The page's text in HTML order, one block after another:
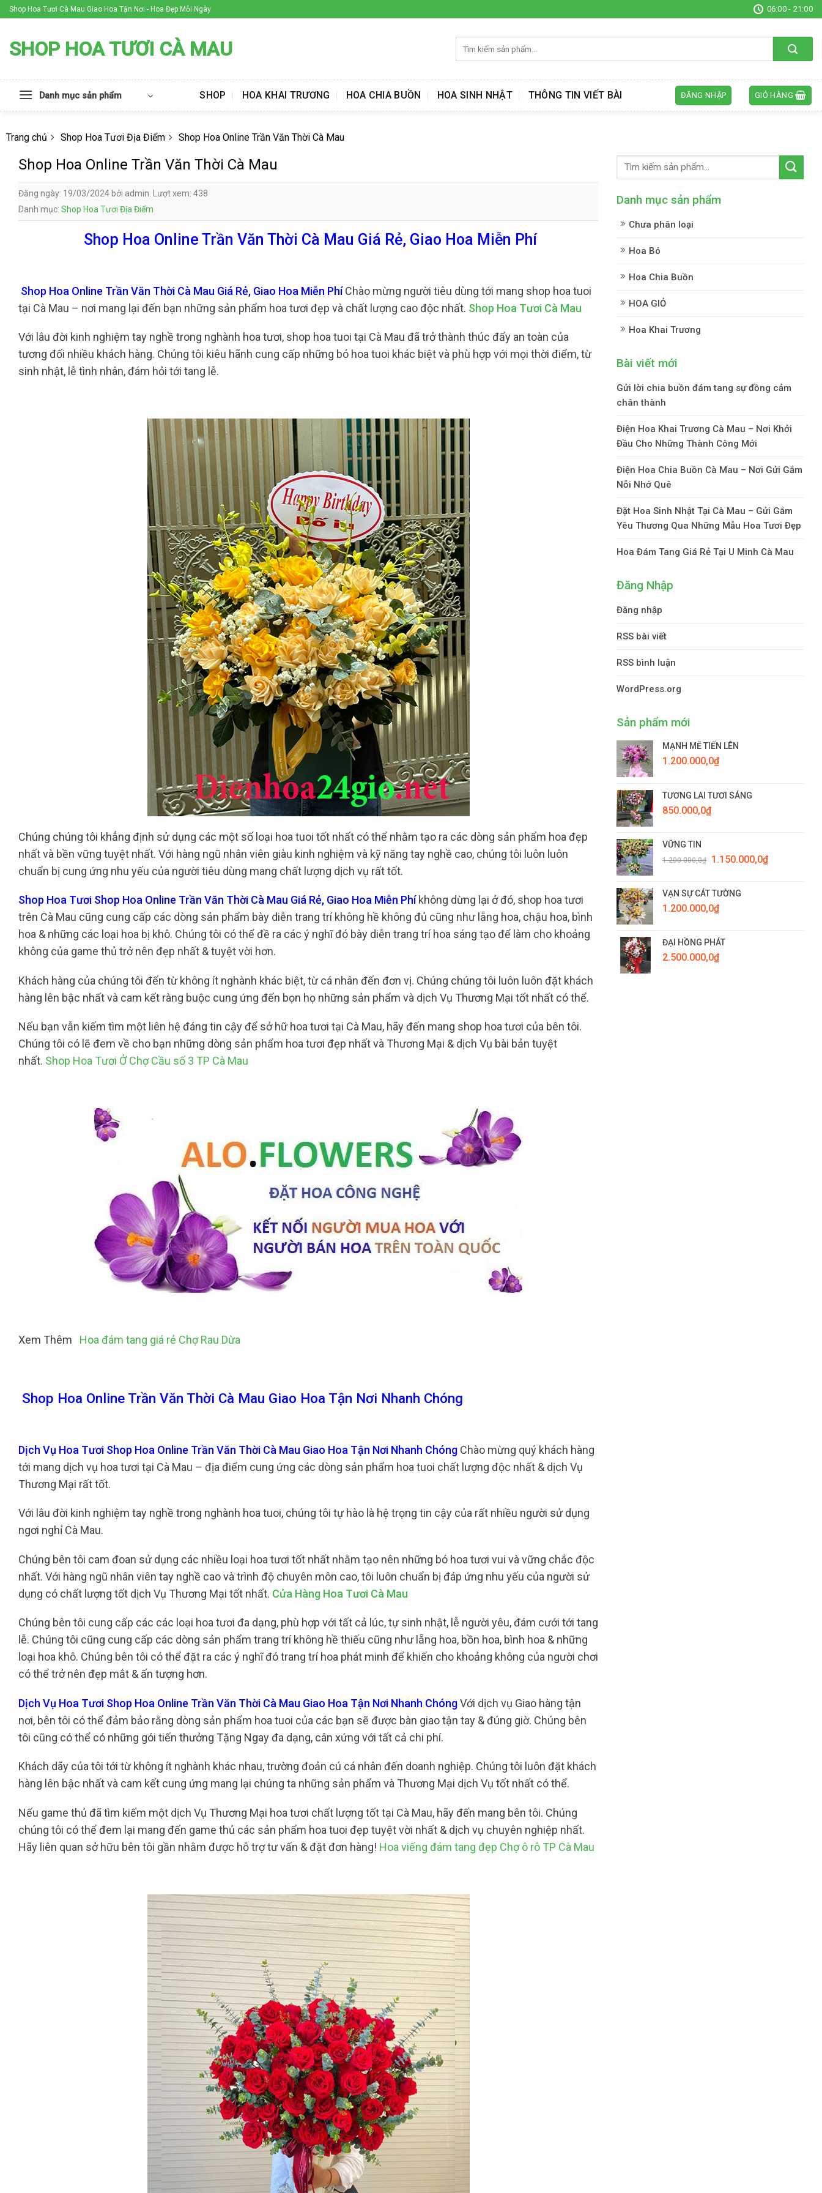
Skip
to
Shop Hoa Tươi Cà Mau Giao Hoa Tận Nơi - Hoa Đẹp Mỗi Ngày 06:00 - 21:00
SHOP HOA TƯƠI CÀ MAU
kiếm:
Danh mục sản phẩm SHOP HOA KHAI TRƯƠNG HOA CHIA BUỒN HOA SINH NHẬT THÔNG TIN VIẾT BÀI ĐĂNG NHẬP GIỎ HÀNG
Trang chủ Shop Hoa Tươi Địa Điểm Shop Hoa Online Trần Văn Thời Cà Mau
Shop Hoa Online Trần Văn Thời Cà Mau
Đăng ngày: 19/03/2024 bởi admin. Lượt xem: 438
Danh mục: Shop Hoa Tươi Địa Điểm
Shop Hoa Online Trần Văn Thời Cà Mau Giá Rẻ, Giao Hoa Miễn Phí
Shop Hoa Online Trần Văn Thời Cà Mau Giá Rẻ, Giao Hoa Miễn PhíChào mừng người tiêu dùng tới mang shop hoa tuoi
tại Cà Mau – nơi mang lại đến bạn những sản phẩm hoa tươi đẹp và chất lượng cao độc nhất. Shop Hoa Tươi Cà Mau
Với lâu đời kinh nghiệm tay nghề trong nghành hoa tươi, shop hoa tuoi tại Cà Mau đã trở thành thúc đẩy an toàn của
tương đối nhiều khách hàng. Chúng tôi kiêu hãnh cung cấp những bó hoa tuoi khác biệt và phù hợp với mọi thời điểm, từ
sinh nhật, lễ tình nhân, đám hỏi tới tang lễ.
Chúng chúng tôi khẳng định sử dụng các một số loại hoa tuoi tốt nhất có thể nhằm tạo ra các dòng sản phẩm hoa đẹp
nhất và bền vững tuyệt nhất. Với hàng ngũ nhân viên giàu kinh nghiệm và kỹ năng tay nghề cao, chúng tôi luôn luôn
chuẩn bị cung ứng nhu yếu của người tiêu dùng mang chất lượng dịch vụ rất tốt.
Shop Hoa Tươi Shop Hoa Online Trần Văn Thời Cà Mau Giá Rẻ, Giao Hoa Miễn Phíkhông dừng lại ở đó, shop hoa tươi
trên Cà Mau cũng cung cấp các dòng sản phẩm bày diễn trang trí không hề không đủ cũng như lẵng hoa, chậu hoa, bình
hoa & những các loại hoa bị khô. Chúng tôi có thể đề ra các ý nghĩ đó bày diễn trang trí hoa sáng tạo để làm cho khoảng
không của game thủ trở nên đẹp nhất & tuyệt vời hơn.
Khách hàng của chúng tôi đến từ không ít nghành khác biệt, từ cá nhân đến đơn vị. Chúng chúng tôi luôn luôn đặt khách
hàng lên bậc nhất và cam kết ràng buộc cung ứng đến bọn họ những sản phẩm và dịch Vụ Thương Mại tốt nhất có thể.
Nếu bạn vẫn kiếm tìm một liên hệ đáng tin cậy để sở hữ hoa tươi tại Cà Mau, hãy đến mang shop hoa tươi của bên tôi.
Chúng tôi có lẽ đem về cho bạn những dòng sản phẩm hoa tươi đẹp nhất và Thương Mại & dịch Vụ bài bản tuyệt
nhất. Shop Hoa Tươi Ở Chợ Cầu số 3 TP Cà Mau
Xem Thêm Hoa đám tang giá rẻ Chợ Rau Dừa
Shop Hoa Online Trần Văn Thời Cà Mau Giao Hoa Tận Nơi Nhanh Chóng
Dịch Vụ Hoa Tươi Shop Hoa Online Trần Văn Thời Cà Mau Giao Hoa Tận Nơi Nhanh Chóng Chào mừng quý khách hàng
tới mang dịch vụ hoa tươi tại Cà Mau – địa điểm cung ứng các dòng sản phẩm hoa tuoi chất lượng độc nhất & dịch Vụ
Thương Mại rất tốt.
Với lâu đời kinh nghiệm tay nghề trong nghành hoa tuoi, chúng tôi tự hào là hệ trọng tin cậy của rất nhiều người sử dụng
ngơi nghỉ Cà Mau.
Chúng bên tôi cam đoan sử dụng các nhiều loại hoa tươi tốt nhất nhằm tạo nên những bó hoa tươi vui và vững chắc độc
nhất. Với hàng ngũ nhân viên tay nghề cao và trình độ chuyên môn cao, tôi luôn chuẩn bị đáp ứng nhu yếu của người sử
dụng có chất lượng tốt dịch Vụ Thương Mại tốt nhất. Cửa Hàng Hoa Tươi Cà Mau
Chúng bên tôi cung cấp các các loại hoa tươi đa dạng, phù hợp với tất cả lúc, tự sinh nhật, lễ người yêu, đám cưới tới tang
lễ. Chúng tôi cũng cung cấp các dòng sản phẩm trang trí không hề thiếu cũng như lẵng hoa, bồn hoa, bình hoa & những
loại hoa khô. Chúng bên tôi có thể đặt ra các ý nghĩ đó trang trí hoa phát minh để khiến cho khoảng không của người chơi
có thể trở nên đẹp mắt & ấn tượng hơn.
Dịch Vụ Hoa Tươi Shop Hoa Online Trần Văn Thời Cà Mau Giao Hoa Tận Nơi Nhanh ChóngVới dịch vụ Giao hàng tận
nơi, bên tôi có thể đảm bảo rằng dòng sản phẩm hoa tuoi của các bạn sẽ được bàn giao tận tay & đúng giờ. Chúng bên
tôi cũng có thể có những gói tiến thưởng Tặng Ngay đa dạng, cân xứng với tất cả chi phí.
Khách dãy của tôi tới từ không ít nghành khác nhau, trường đoản cú cá nhân đến doanh nghiệp. Chúng tôi luôn đặt khách
hàng lên bậc nhất và cam kết cung ứng mang lại chúng ta những sản phẩm và Thương Mại dịch Vụ tốt nhất có thể.
Nếu game thủ đã tìm kiếm một dịch Vụ Thương Mại hoa tươi chất lượng tốt tại Cà Mau, hãy đến mang bên tôi. Chúng
chúng tôi có thể đem lại mang đến game thủ các sản phẩm hoa tuoi đẹp tuyệt vời nhất & dịch vụ chuyên nghiệp nhất.
Hãy liên quan sở hữu bên tôi gần nhằm được hỗ trợ tư vấn & đặt đơn hàng! Hoa viếng đám tang đẹp Chợ ô rô TP Cà Mau
Danh mục sản phẩm
Chưa phân loại
Hoa Bó
Hoa Chia Buồn
HOA GIỎ
Hoa Khai Trương
Bài viết mới
Gửi lời chia buồn đám tang sự đồng cảm
chân thành
Điện Hoa Khai Trương Cà Mau – Nơi Khởi
Đầu Cho Những Thành Công Mới
Điện Hoa Chia Buồn Cà Mau – Nơi Gửi Gắm
Nỗi Nhớ Quê
Đặt Hoa Sinh Nhật Tại Cà Mau – Gửi Gắm
Yêu Thương Qua Những Mẫu Hoa Tươi Đẹp
Hoa Đám Tang Giá Rẻ Tại U Minh Cà Mau
Đăng Nhập
Đăng nhập
RSS bài viết
RSS bình luận
WordPress.org
Sản phẩm mới
MẠNH MẼ TIẾN LÊN
1.200.000,0₫
TƯƠNG LAI TƯƠI SÁNG
850.000,0₫
VỮNG TIN
1.200.000,0₫
Giá
1.200.000,0₫.
1.150.000,0₫Giá
VẠN SỰ CÁT TƯỜNG
1.200.000,0₫
ĐẠI HỒNG PHÁT
2.500.000,0₫